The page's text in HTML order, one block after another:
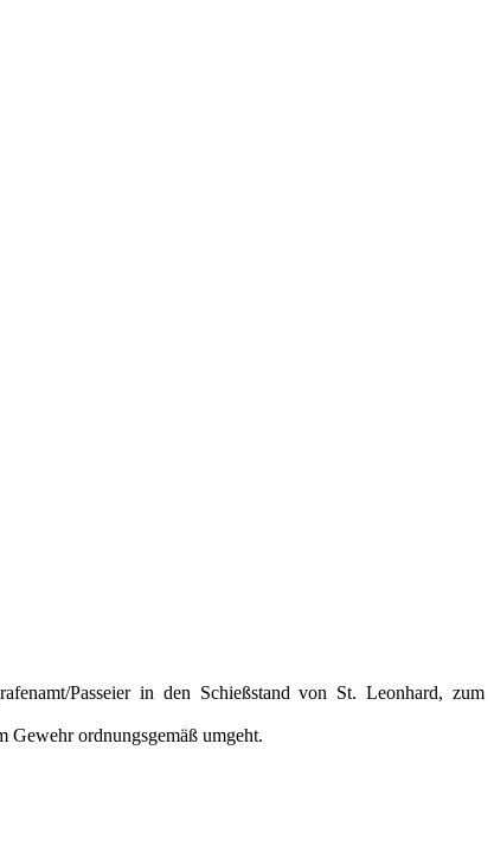
Passeier in den Schießstand von St. Leonhard, zum
ordnungsgemäß umgeht.